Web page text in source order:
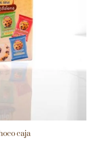
caja